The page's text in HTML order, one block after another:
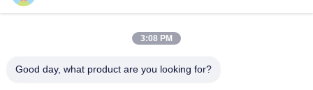
गर्म पिघल चिपकने वाला ग्लास बोतल के लिए लेबलिंग ग्लास बोतल लेबल
लेबल के लिए कम गंध एचएमपीएसए गर्म पिघल दबाव संवेदनशील चिपकने वाला
3:08 PM
Good day, what product are you looking for?